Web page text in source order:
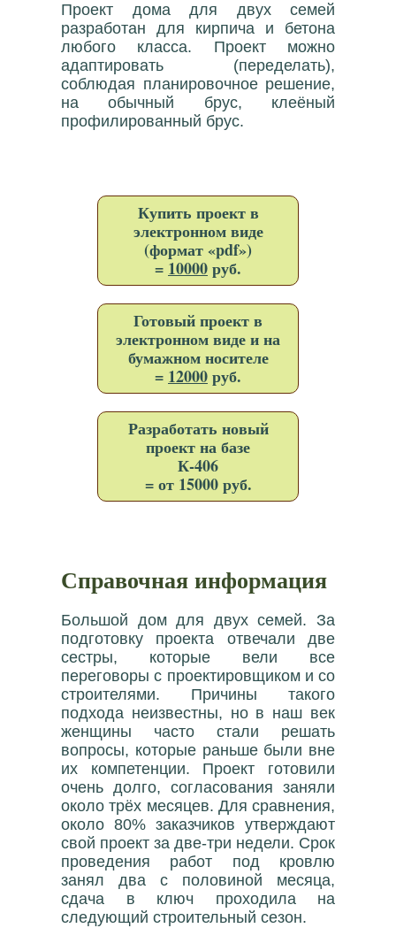
Проект дома для двух семей
разработан для кирпича и бетона
любого класса. Проект можно
адаптировать (переделать),
соблюдая планировочное решение,
на обычный брус, клеёный
профилированный брус.
Купить проект в
электронном виде
(формат «pdf»)
= 10000руб.
Готовый проект в
электронном виде и на
бумажном носителе
= 12000руб.
Разработать новый
проект на базе
К-406
= от 15000 руб.
Справочная информация
Большой дом для двух семей. За
подготовку проекта отвечали две
сестры, которые вели все
переговоры с проектировщиком и со
строителями. Причины такого
подхода неизвестны, но в наш век
женщины часто стали решать
вопросы, которые раньше были вне
их компетенции. Проект готовили
очень долго, согласования заняли
около трёх месяцев. Для сравнения,
около 80% заказчиков утверждают
свой проект за две-три недели. Срок
проведения работ под кровлю
занял два с половиной месяца,
сдача в ключ проходила на
следующий строительный сезон.